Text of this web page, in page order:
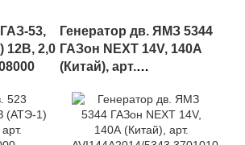
53,
12В, 2,0
Генератор дв. ЯМЗ 5344
ГАЗон NEXT 14V, 140А
(Китай), арт.